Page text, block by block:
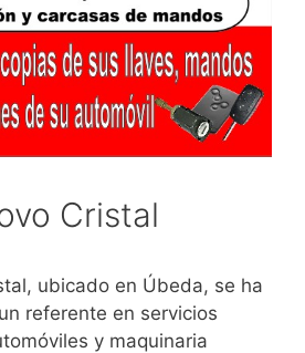
Cristal
ubicado en Úbeda, se ha
referente en servicios
y maquinaria